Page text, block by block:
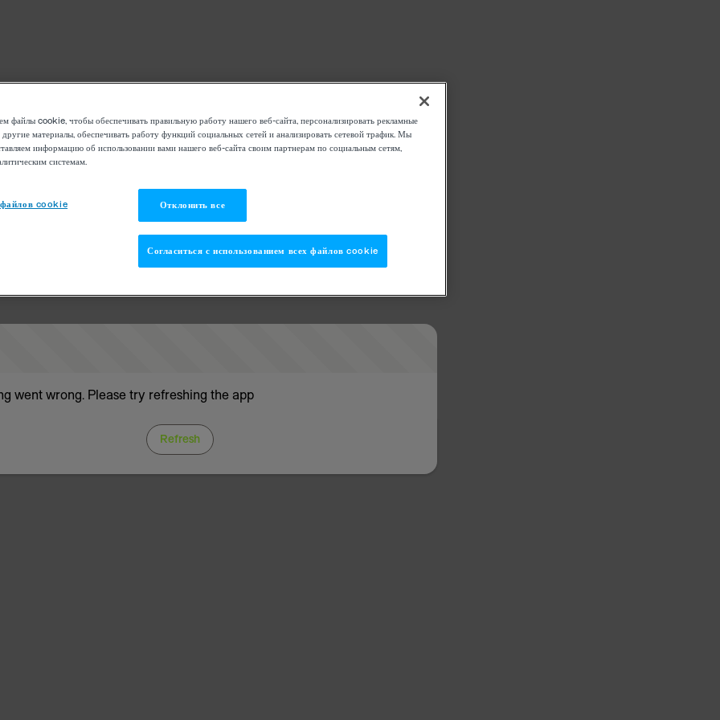
went wrong. Please try refreshing the app
Refresh
файлы cookie, чтобы обеспечивать правильную работу нашего веб-сайта, персонализировать рекламные
другие материалы, обеспечивать работу функций социальных сетей и анализировать сетевой трафик. Мы
информацию об использовании вами нашего веб-сайта своим партнерам по социальным сетям,
системам.
cookie Отклонить все
Согласиться с использованием всех файлов cookie